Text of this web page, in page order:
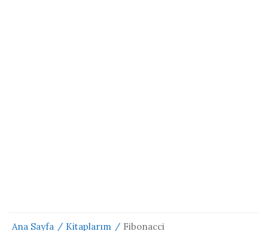
Ana Sayfa Kitaplarım Fibonacci